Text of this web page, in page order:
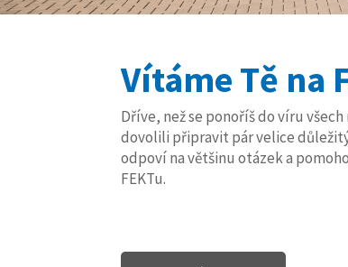
Vítáme Tě na
Dříve, než se ponoříš do víru
dovolili připravit pár velice
odpoví na většinu otázek a
FEKTu.